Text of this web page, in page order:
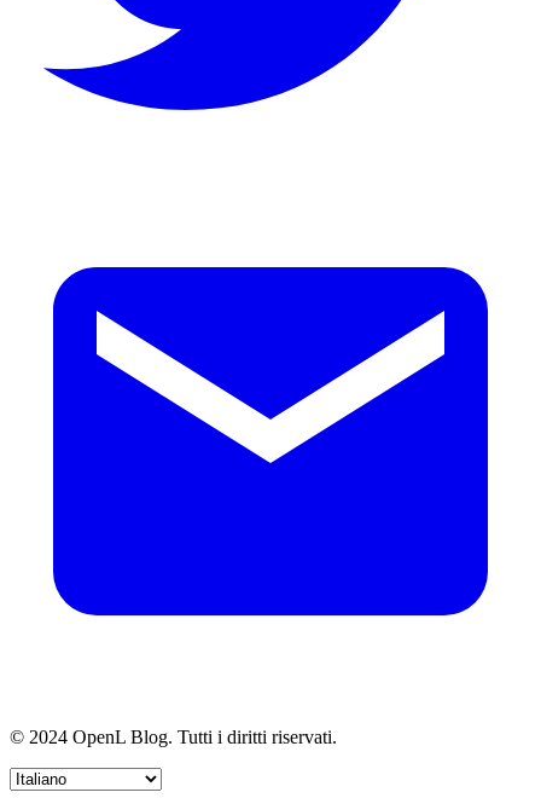
© 2024 OpenL Blog. Tutti i diritti riservati.